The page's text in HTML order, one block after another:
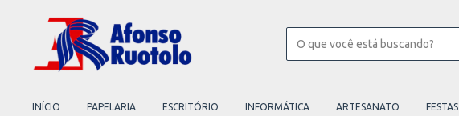
INÍCIO PAPELARIA ESCRITÓRIO INFORMÁTICA ARTESANATO FESTAS